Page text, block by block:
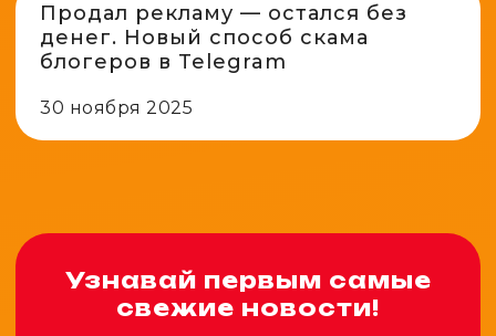
Узнавай первым самые
свежие новости!
Продал рекламу — остался без
денег. Новый способ скама
блогеров в Telegram
30 ноября 2025